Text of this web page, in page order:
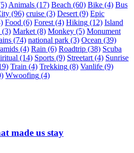
Animals (17) Beach (60) Bike (4) Bus
(96) cruise (3) Desert (9) Epic
Food (6) Forest (4) Hiking (12) Island
(3) Market (8) Monkey (5) Monument
(74) national park (3) Ocean (39)
(4) Rain (6) Roadtrip (38) Scuba
(14) Sports (9) Streetart (4) Sunrise
Train (4) Trekking (8) Vanlife (9)
Wwoofing (4)
made us stay